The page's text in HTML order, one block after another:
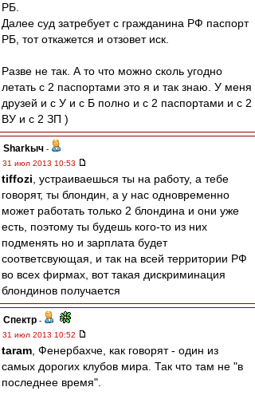
РБ.
Далее суд затребует с гражданина РФ паспорт
РБ, тот откажется и отзовет иск.
Разве не так. А то что можно сколь угодно
летать с 2 паспортами это я и так знаю. У меня
друзей и с У и с Б полно и с 2 паспортами и с 2
ВУ и с 2 ЗП )
Sharkыч -
31 июл 2013 10:53
tiffozi , устраиваешься ты на работу, а тебе
говорят, ты блондин, а у нас одновременно
может работать только 2 блондина и они уже
есть, поэтому ты будешь кого-то из них
подменять но и зарплата будет
соответсвующая, и так на всей территории РФ
во всех фирмах, вот такая дискриминация
блондинов получается
Спектр -
31 июл 2013 10:52
taram , Фенербахче, как говорят - один из
самых дорогих клубов мира. Так что там не "в
последнее время".